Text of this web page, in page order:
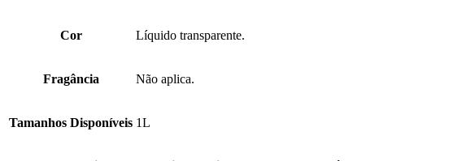
Cor Líquido transparente.
Fragância Não aplica.
Tamanhos Disponíveis 1L